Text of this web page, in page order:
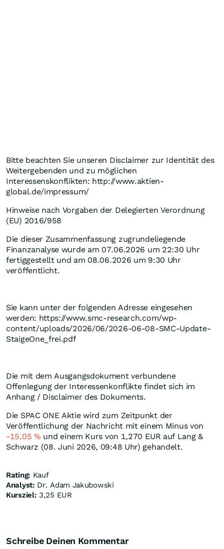
Bitte beachten Sie unseren Disclaimer zur Identität des
Weitergebenden und zu möglichen
Interessenskonflikten: http://www.aktien-
global.de/impressum/
Hinweise nach Vorgaben der Delegierten Verordnung
(EU) 2016/958
Die dieser Zusammenfassung zugrundeliegende
Finanzanalyse wurde am 07.06.2026 um 22:30 Uhr
fertiggestellt und am 08.06.2026 um 9:30 Uhr
veröffentlicht.
Sie kann unter der folgenden Adresse eingesehen
werden: https://www.smc-research.com/wp-
content/uploads/2026/06/2026-06-08-SMC-Update-
StaigeOne_frei.pdf
Die mit dem Ausgangsdokument verbundene
Offenlegung der Interessenkonflikte findet sich im
Anhang / Disclaimer des Dokuments.
Die SPAC ONE Aktie wird zum Zeitpunkt der
Veröffentlichung der Nachricht mit einem Minus von
-15,05 % und einem Kurs von 1,270 EUR auf Lang &
Schwarz (08. Juni 2026, 09:48 Uhr) gehandelt.
Rating: Kauf
Analyst: Dr. Adam Jakubowski
Kursziel: 3,25 EUR
Schreibe Deinen Kommentar